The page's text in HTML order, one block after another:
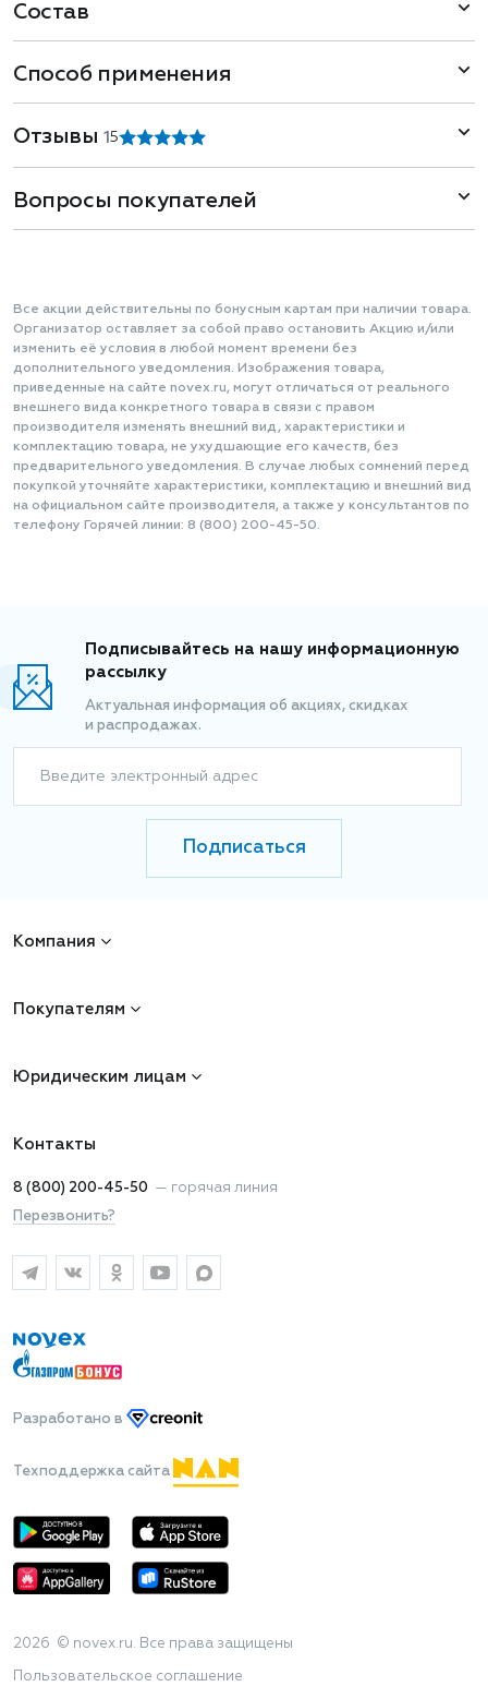
Состав
Способ применения
Отзывы1 5
Вопросы покупателей
Все акции действительны по бонусным картам при наличии товара.
Организатор оставляет за собой право остановить Акцию и/или
изменить её условия в любой момент времени без
дополнительного уведомления. Изображения товара,
приведенные на сайте novex.ru, могут отличаться от реального
внешнего вида конкретного товара в связи с правом
производителя изменять внешний вид, характеристики и
комплектацию товара, не ухудшающие его качеств, без
предварительного уведомления. В случае любых сомнений перед
покупкой уточняйте характеристики, комплектацию и внешний вид
на официальном сайте производителя, а также у консультантов по
телефону Горячей линии: 8 (800) 200-45-50.
Подписывайтесь на нашу информационную
рассылку
Актуальная информация об акциях, скидках
и распродажах.
Введите электронный адрес
Подписаться
Компания
Покупателям
Юридическим лицам
Контакты
8 (800) 200-45-50 — горячая линия
Перезвонить?
Разработано в
Техподдержка сайта
2026 © novex.ru. Все права защищены
Пользовательское соглашение